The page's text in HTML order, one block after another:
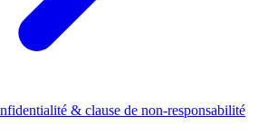
& clause de non-responsabilité